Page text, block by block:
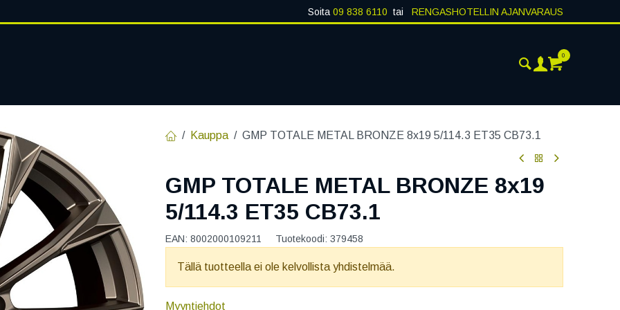
Soita 09 838 6110 tai RENGASHOTELLIN AJANVARAUS
0
Kauppa GMP TOTALE METAL BRONZE 8x19 5/114.3 ET35 CB73.1
GMP TOTALE METAL BRONZE 8x19
5/114.3 ET35 CB73.1
EAN: 8002000109211 Tuotekoodi: 379458
Tällä tuotteella ei ole kelvollista yhdistelmää.
Myyntiehdot